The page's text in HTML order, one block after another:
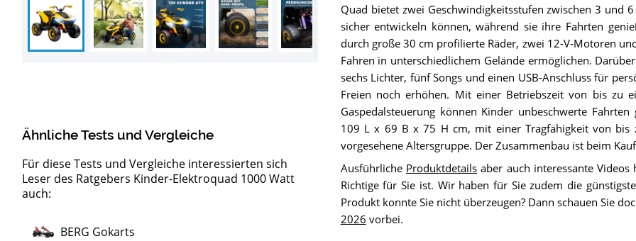
Ähnliche Tests und Vergleiche
Für diese Tests und Vergleiche interessierten sich
Leser des Ratgebers Kinder-Elektroquad 1000 Watt
auch:
BERG Gokarts
Laufräder aus Holz
Kinder-Elektroautos
Kinder-Elektromotorräder
Kinder-Elektroquads
Kinderfahrräder mit Stützrädern
Jugend- und Kinderfahrräder 20 Zoll
Kinderfahrräder 24 Zoll
Lauflernwagen aus Holz
Scoot & Ride Scooter
Scoot & Ride Kickboards
woom Kinderfahrräder
Laufräder Test
E-Scooter für Kinder
E-RutschautosTest
Quad bietet zwei Geschwindigkeitsstufen zwischen 3 und
sicher entwickeln können, während sie ihre Fahrten
durch große 30 cm profilierte Räder, zwei 12-V-Motoren
Fahren in unterschiedlichem Gelände ermöglichen.
sechs Lichter, fünf Songs und einen USB-Anschluss für
Freien noch erhöhen. Mit einer Betriebszeit von bis zu
Gaspedalsteuerung können Kinder unbeschwerte
109 L x 69 B x 75 H cm, mit einer Tragfähigkeit von
vorgesehene Altersgruppe. Der Zusammenbau ist beim
Ausführliche Produktdetails aber auch interessante
Richtige für Sie ist. Wir haben für Sie zudem die
Produkt konnte Sie nicht überzeugen? Dann schauen Sie
2026 vorbei.